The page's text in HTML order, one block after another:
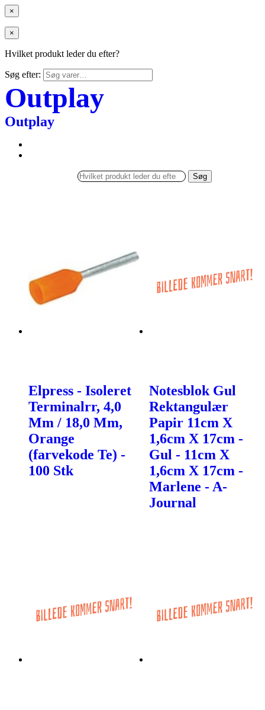
×
×
Hvilket produkt leder du efter?
Søg efter:
Outplay
Outplay
Søg
Elpress - Isoleret
Terminalrr, 4,0
Mm / 18,0 Mm,
Orange
(farvekode Te) -
100 Stk
Notesblok Gul
Rektangulær
Papir 11cm X
1,6cm X 17cm -
Gul - 11cm X
1,6cm X 17cm -
Marlene - A-
Journal